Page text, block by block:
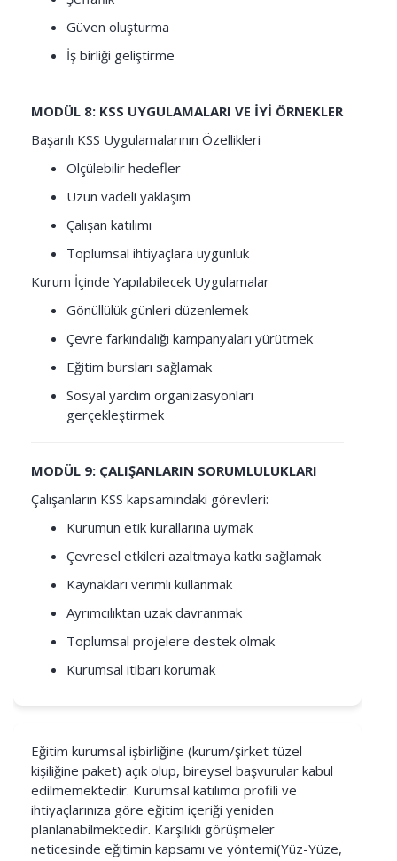
Güven oluşturma
İş birliği geliştirme
MODÜL 8: KSS UYGULAMALARI VE İYİ ÖRNEKLER
Başarılı KSS Uygulamalarının Özellikleri
Ölçülebilir hedefler
Uzun vadeli yaklaşım
Çalışan katılımı
Toplumsal ihtiyaçlara uygunluk
Kurum İçinde Yapılabilecek Uygulamalar
Gönüllülük günleri düzenlemek
Çevre farkındalığı kampanyaları yürütmek
Eğitim bursları sağlamak
Sosyal yardım organizasyonları
gerçekleştirmek
MODÜL 9: ÇALIŞANLARIN SORUMLULUKLARI
Çalışanların KSS kapsamındaki görevleri:
Kurumun etik kurallarına uymak
Çevresel etkileri azaltmaya katkı sağlamak
Kaynakları verimli kullanmak
Ayrımcılıktan uzak davranmak
Toplumsal projelere destek olmak
Kurumsal itibarı korumak
Eğitim kurumsal işbirliğine (kurum/şirket tüzel
kişiliğine paket) açık olup, bireysel başvurular kabul
edilmemektedir. Kurumsal katılımcı profili ve
ihtiyaçlarınıza göre eğitim içeriği yeniden
planlanabilmektedir. Karşılıklı görüşmeler
neticesinde eğitimin kapsamı ve yöntemi(Yüz-Yüze,